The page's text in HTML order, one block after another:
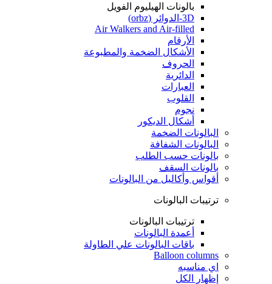
بالونات الهيليوم الفويل
3D-الدوائر (orbz)
Air Walkers and Air-filled
الأرقام
الأشكال الضخمة والمطبوعة
الحروف
الدائرية
العبارات
القلوب
نجوم
أشكال الديكور
البالونات الضخمة
البالونات الشفافة
بالونات حسب الطلب
بالونات السقف
أقواس وأكاليل من البالونات
ترتيبات البالونات
ترتيبات البالونات
أعمدة البالونات
باقات البالونات علي الطاولة
Balloon columns
اي مناسبه
إظهار الكل